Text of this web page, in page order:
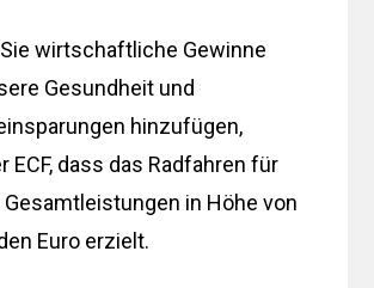
wirtschaftliche Gewinne
Gesundheit und
hinzufügen,
ECF, dass das Radfahren für
Gesamtleistungen in Höhe von
Euro erzielt.